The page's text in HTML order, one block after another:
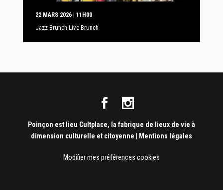
22 MARS 2026 | 11H00
Jazz Brunch Live Brunch
Poinçon est lieu Cultplace, la fabrique de lieux de vie à
dimension culturelle et citoyenne
Mentions légales
Modifier mes préférences cookies